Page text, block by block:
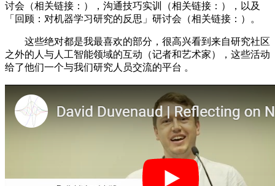
讨会（相关链接：），沟通技巧实训（相关链接：），以及
「回顾：对机器学习研究的反思」研讨会（相关链接：）。
这些绝对都是我最喜欢的部分，很高兴看到来自研究社区
之外的人与人工智能领域的互动（记者和艺术家），这些活动
给了他们一个与我们研究人员交流的平台 。